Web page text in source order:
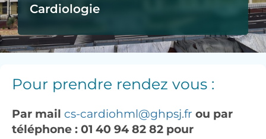
Cardiologie
Pour prendre rendez vous :
Par mail cs-cardiohml@ghpsj.fr ou par
téléphone : 01 40 94 82 82 pour